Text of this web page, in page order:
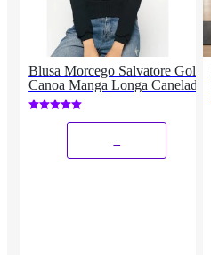
Blusa Morcego Salvatore Gola
Canoa Manga Longa Canelada